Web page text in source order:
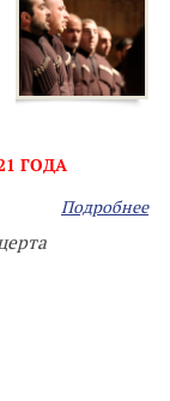
ГОДА
Подробнее